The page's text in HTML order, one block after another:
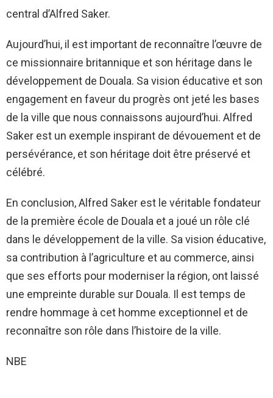
central d’Alfred Saker.
Aujourd’hui, il est important de reconnaître l’œuvre de
ce missionnaire britannique et son héritage dans le
développement de Douala. Sa vision éducative et son
engagement en faveur du progrès ont jeté les bases
de la ville que nous connaissons aujourd’hui. Alfred
Saker est un exemple inspirant de dévouement et de
persévérance, et son héritage doit être préservé et
célébré.
En conclusion, Alfred Saker est le véritable fondateur
de la première école de Douala et a joué un rôle clé
dans le développement de la ville. Sa vision éducative,
sa contribution à l’agriculture et au commerce, ainsi
que ses efforts pour moderniser la région, ont laissé
une empreinte durable sur Douala. Il est temps de
rendre hommage à cet homme exceptionnel et de
reconnaître son rôle dans l’histoire de la ville.
NBE